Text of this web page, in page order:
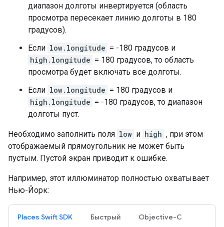
диапазон долготы инвертируется (область
просмотра пересекает линию долготы в 180
градусов).
Если low.longitude = -180 градусов и
high.longitude = 180 градусов, то область
просмотра будет включать все долготы.
Если low.longitude = 180 градусов и
high.longitude = -180 градусов, то диапазон
долготы пуст.
Необходимо заполнить поля low и high , при этом
отображаемый прямоугольник не может быть
пустым. Пустой экран приводит к ошибке.
Например, этот иллюминатор полностью охватывает
Нью-Йорк:
Places Swift SDK Быстрый Objective-C